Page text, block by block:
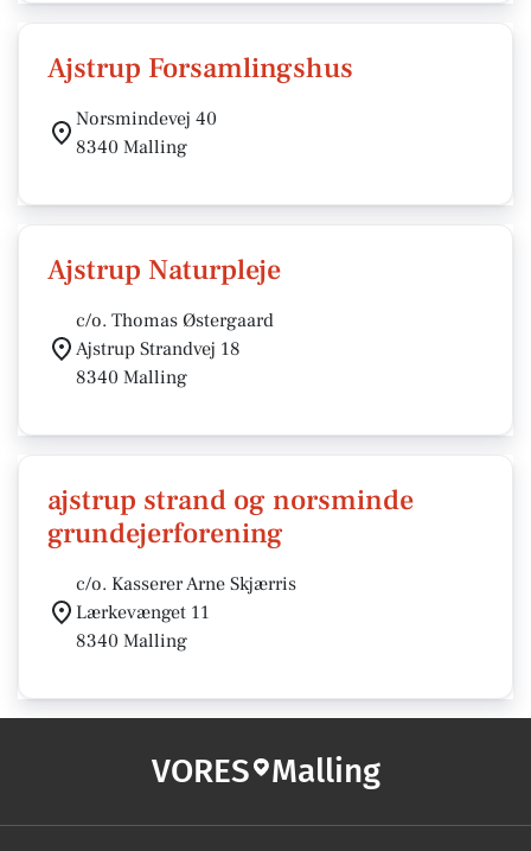
Ajstrup Forsamlingshus
Norsmindevej 40
8340 Malling
Ajstrup Naturpleje
c/o. Thomas Østergaard
Ajstrup Strandvej 18
8340 Malling
ajstrup strand og norsminde
grundejerforening
c/o. Kasserer Arne Skjærris
Lærkevænget 11
8340 Malling
VORES Malling